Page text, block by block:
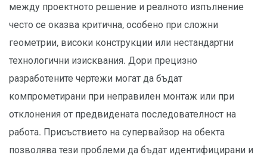
между проектното решение и реалното изпълнение
често се оказва критична, особено при сложни
геометрии, високи конструкции или нестандартни
технологични изисквания. Дори прецизно
разработените чертежи могат да бъдат
компрометирани при неправилен монтаж или при
отклонения от предвидената последователност на
работа. Присъствието на супервайзор на обекта
позволява тези проблеми да бъдат идентифицирани и